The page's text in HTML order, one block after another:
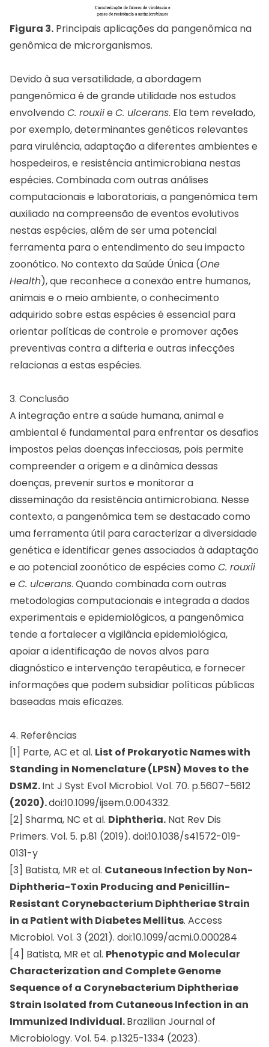
Figura 3. Principais aplicações da pangenômica na
genômica de microrganismos.
Devido à sua versatilidade, a abordagem
pangenômica é de grande utilidade nos estudos
envolvendo C. rouxiie C. ulcerans. Ela tem revelado,
por exemplo, determinantes genéticos relevantes
para virulência, adaptação a diferentes ambientes e
hospedeiros, e resistência antimicrobiana nestas
espécies. Combinada com outras análises
computacionais e laboratoriais, a pangenômica tem
auxiliado na compreensão de eventos evolutivos
nestas espécies, além de ser uma potencial
ferramenta para o entendimento do seu impacto
zoonótico. No contexto da Saúde Única (One
Health), que reconhece a conexão entre humanos,
animais e o meio ambiente, o conhecimento
adquirido sobre estas espécies é essencial para
orientar políticas de controle e promover ações
preventivas contra a difteria e outras infecções
relacionas a estas espécies.
3. Conclusão
A integração entre a saúde humana, animal e
ambiental é fundamental para enfrentar os desafios
impostos pelas doenças infecciosas, pois permite
compreender a origem e a dinâmica dessas
doenças, prevenir surtos e monitorar a
disseminação da resistência antimicrobiana. Nesse
contexto, a pangenômica tem se destacado como
uma ferramenta útil para caracterizar a diversidade
genética e identificar genes associados à adaptação
e ao potencial zoonótico de espécies como C. rouxii
e C. ulcerans. Quando combinada com outras
metodologias computacionais e integrada a dados
experimentais e epidemiológicos, a pangenômica
tende a fortalecer a vigilância epidemiológica,
apoiar a identificação de novos alvos para
diagnóstico e intervenção terapêutica, e fornecer
informações que podem subsidiar políticas públicas
baseadas mais eficazes.
4. Referências
[1] Parte, AC et al. List of Prokaryotic Names with
Standing in Nomenclature (LPSN) Moves to the
DSMZ.Int J Syst Evol Microbiol. Vol. 70. p.5607–5612
(2020).doi:10.1099/ijsem.0.004332.
[2] Sharma, NC et al. Diphtheria. Nat Rev Dis
Primers. Vol. 5. p.81 (2019). doi:10.1038/s41572-019-
0131-y
[3] Batista, MR et al. Cutaneous Infection by Non-
Diphtheria-Toxin Producing and Penicillin-
Resistant Corynebacterium Diphtheriae Strain
in a Patient with Diabetes Mellitus. Access
Microbiol. Vol. 3 (2021). doi:10.1099/acmi.0.000284
[4] Batista, MR et al. Phenotypic and Molecular
Characterization and Complete Genome
Sequence of a Corynebacterium Diphtheriae
Strain Isolated from Cutaneous Infection in an
Immunized Individual.Brazilian Journal of
Microbiology. Vol. 54. p.1325-1334 (2023).